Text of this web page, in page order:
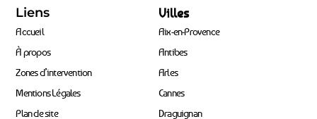
Liens
Accueil
À propos
Zones d’intervention
Mentions Légales
Plan de site
Villes
Aix-en-Provence
Antibes
Arles
Cannes
Draguignan